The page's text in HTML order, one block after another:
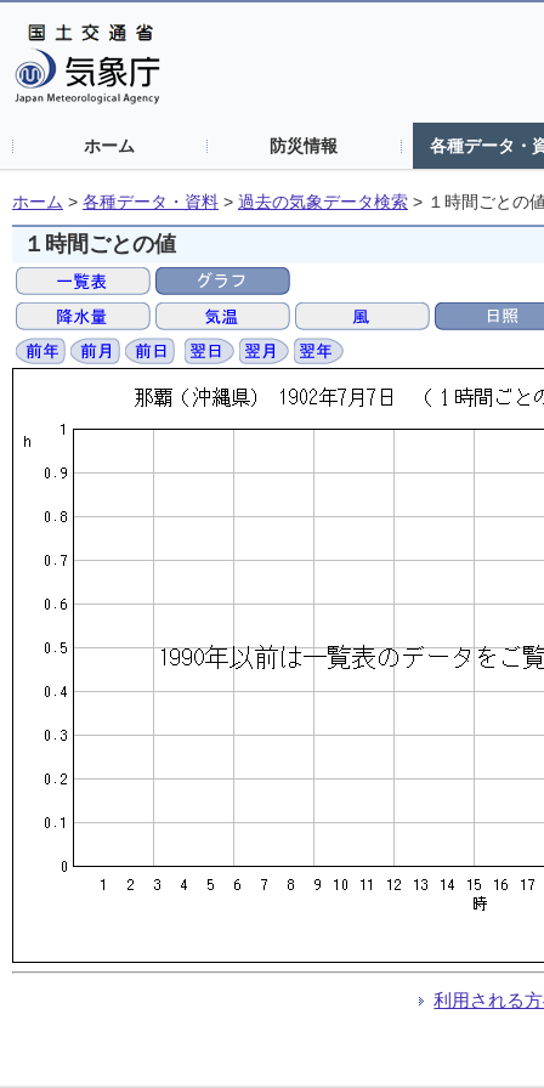
ホーム 防災情報 各種データ・
ホーム > 各種データ・資料 > 過去の気象データ検索 > １時間ごとの
１時間ごとの値
利用される